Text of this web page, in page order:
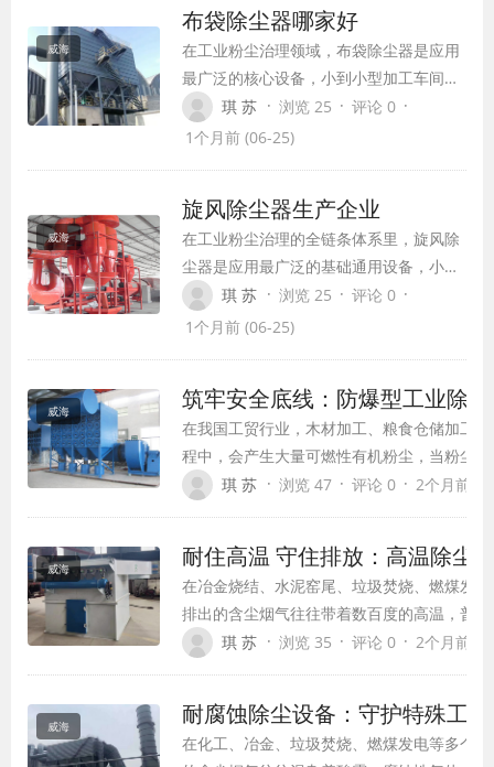
会陷入“价格差从何而来”的困惑，甚至担
心低价产品暗藏质量陷阱，高价产品存在
溢价虚高的问题。
威海
布袋除尘器哪家好
在工业粉尘治理领域，布袋除尘器是应用
最广泛的核心设备，小到小型加工车间的
单机除尘，大到火电厂、矿山的大规模粉
尘治理工程，设备的选型与供应商的选择
琪 苏 · 浏览 25 · 评论 0 ·
1个月前 (06-25)
威海
旋风除尘器生产企业
在工业粉尘治理的全链条体系里，旋风除
尘器是应用最广泛的基础通用设备，小到
木工车间的木屑收集，大到冶金锅炉的高
温烟气预处理，几乎所有产生5μm以上颗
求的，正是遍布国内多省市的旋风除尘器
生产企业，它们从工艺研发、定制适配到
落地运维，形成了一条完整的产业服务链
条，成为国内工业粉尘达标排放背后的核
心支撑力量。
琪 苏 · 浏览 25 · 评论 0 ·
1个月前 (06-25)
威海 筑牢安全底线：防爆型工业除
在我国工贸行业，木材加工、粮食仓储加工
程中，会产生大量可燃性有机粉尘，当粉尘
电火花、设备过热都可能引发惨烈爆炸事故
琪 苏 · 浏览 47 · 评论 0 · 2个月前
威海 耐住高温 守住排放：高温除尘
在冶金烧结、水泥窑尾、垃圾焚烧、燃煤发
排出的含尘烟气往往带着数百度的高温，普
烤，滤材容易老化破损，结构件也会因高温
琪 苏 · 浏览 35 · 评论 0 · 2个月前
威海 耐腐蚀除尘设备：守护特殊工
在化工、冶金、垃圾焚烧、燃煤发电等多个